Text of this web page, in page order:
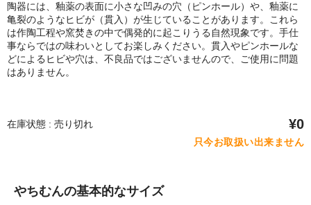
陶器には、釉薬の表面に小さな凹みの穴（ピンホール）や、釉薬に
亀裂のようなヒビが（貫入）が生じていることがあります。これら
は作陶工程や窯焚きの中で偶発的に起こりうる自然現象です。手仕
事ならではの味わいとしてお楽しみください。貫入やピンホールな
どによるヒビや穴は、不良品ではございませんので、ご使用に問題
はありません。
在庫状態 : 売り切れ ¥0
只今お取扱い出来ません
やちむんの基本的なサイズ